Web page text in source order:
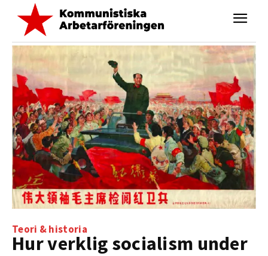
Teori & historia
Hur verklig socialism under